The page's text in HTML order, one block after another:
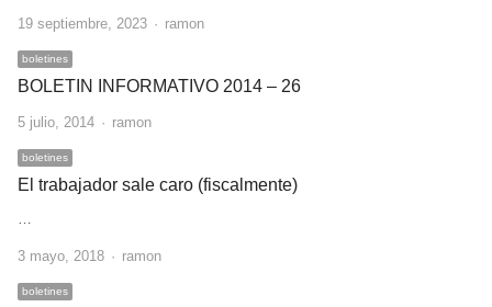
19 septiembre, 2023 Author
ramon
boletines
BOLETIN INFORMATIVO 2014 – 26
5 julio, 2014 Author
ramon
boletines
El trabajador sale caro (fiscalmente)
…
3 mayo, 2018 Author
ramon
boletines